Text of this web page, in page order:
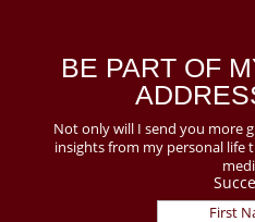
BE PART OF
Not only will I send you more
insights from my personal